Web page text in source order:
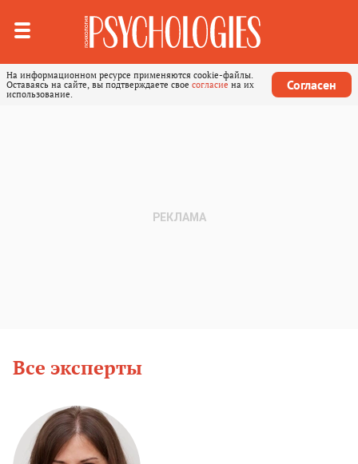
На информационном ресурсе применяются cookie-файлы.
Оставаясь на сайте, вы подтверждаете свое согласие на их
использование.
Согласен
Все эксперты